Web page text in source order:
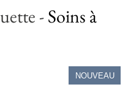
-Soins à
NOUVEAU